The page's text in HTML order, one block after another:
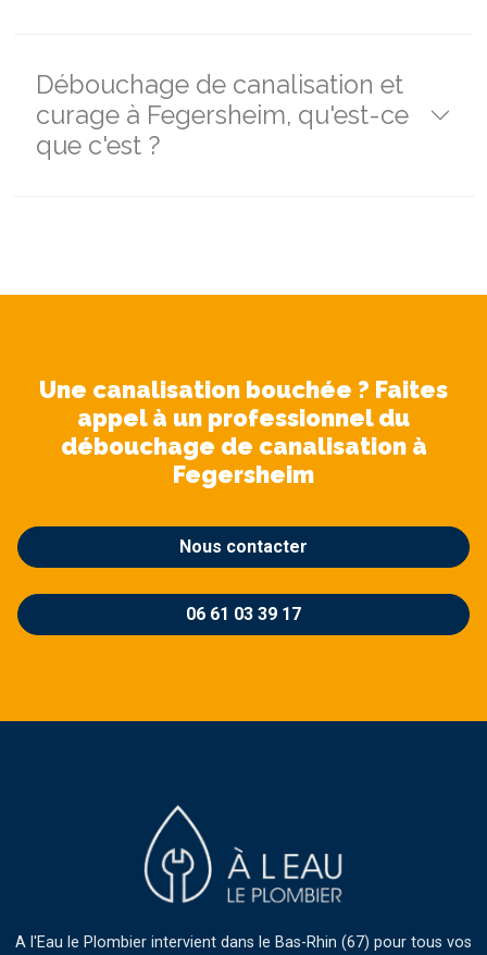
Débouchage de canalisation et
curage à Fegersheim, qu'est-ce
que c'est ?
Une canalisation bouchée ? Faites
appel à un professionnel du
débouchage de canalisation à
Fegersheim
Nous contacter
06 61 03 39 17
A l'Eau le Plombier intervient dans le Bas-Rhin (67) pour tous vos